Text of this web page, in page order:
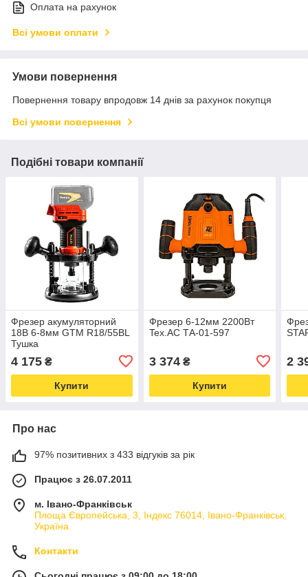
Оплата на рахунок
Всі умови оплати
Умови повернення
Повернення товару впродовж 14 днів за рахунок покупця
Всі умови повернення
Подібні товари компанії
Фрезер акумуляторний
18В 6-8мм GTM R18/55BL
Тушка
4 175 ₴
Купити
Фрезер 6-12мм 2200Вт
Tex.AC ТА-01-597
3 374₴
Купити
2
Про нас
97% позитивних з 433 відгуків за рік
Працює з 26.07.2011
м. Івано-Франківськ
Площа Європейська, 3, Індекс 76014, Івано-Франківськ,
Україна
Контакти